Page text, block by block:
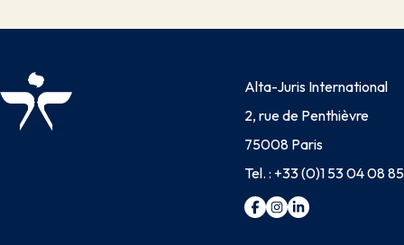
Alta-Juris International
2, rue de Penthièvre
75008 Paris
Tel. : +33 (0)1 53 04 08 85